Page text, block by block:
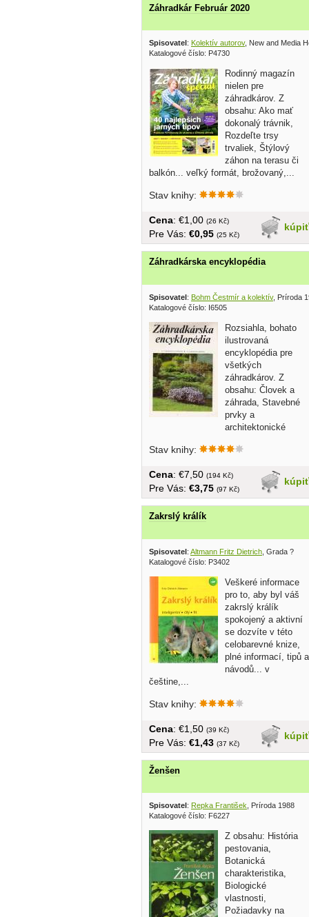
Záhradkár Február 2020
Spisovatel : Kolektív autorov, New and Media
Katalogové číslo: P4730
Rodinný magazín
nielen pre
záhradkárov. Z
obsahu: Ako mať
dokonalý trávnik,
Rozdeľte trsy
trvaliek, Štýlový
záhon na terasu či
balkón... veľký formát, brožovaný,...
Stav knihy:
kúpiť
Cena: €1,00 (26 Kč)
Pre Vás: €0,95 (25 Kč)
Záhradkárska encyklopédia
Spisovatel: Bohm Čestmír a kolektív, Príroda
Katalogové číslo: I6505
Rozsiahla, bohato
ilustrovaná
encyklopédia pre
všetkých
záhradkárov. Z
obsahu: Človek a
záhrada, Stavebné
prvky a
architektonické
Stav knihy:
kúpiť
Cena: €7,50 (194 Kč)
Pre Vás: €3,75 (97 Kč)
Zakrslý králík
Spisovatel: Altmann Fritz Dietrich , Grada ?
Katalogové číslo: P3402
Veškeré informace
pro to, aby byl váš
zakrslý králík
spokojený a aktivní
se dozvíte v této
celobarevné knize,
plné informací, tipů a
návodů... v
češtine,...
Stav knihy:
kúpiť
Cena: €1,50 (39 Kč)
Pre Vás: €1,43 (37 Kč)
Ženšen
Spisovatel : Repka František , Príroda 1988
Katalogové číslo: F6227
Z obsahu: História
pestovania,
Botanická
charakteristika,
Biologické
vlastnosti,
Požiadavky na